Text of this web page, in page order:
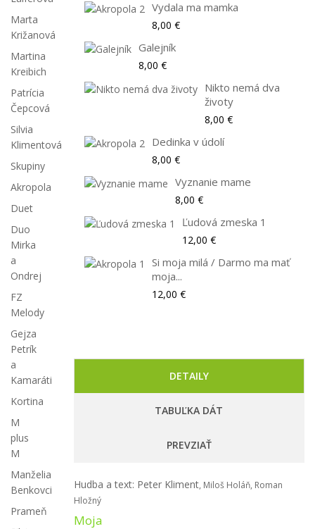
Marta
Križanová
Martina
Kreibich
Patrícia
Čepcová
Silvia
Klimentová
Skupiny
Akropola
Duet
Duo
Mirka
a
Ondrej
FZ
Melody
Gejza
Petrík
a
Kamaráti
Kortina
M
plus
M
Manželia
Benkovci
Prameň
Vydala ma mamka
8,00 €
Galejník
8,00 €
Nikto nemá dva
životy
8,00 €
Dedinka v údolí
8,00 €
Vyznanie mame
8,00 €
Ľudová zmeska 1
12,00 €
Si moja milá / Darmo ma mať
moja...
12,00 €
DETAILY
TABUĽKA DÁT
PREVZIAŤ
Hudba a text: Peter Kliment, Miloš Holáň, Roman
Hložný
Moja